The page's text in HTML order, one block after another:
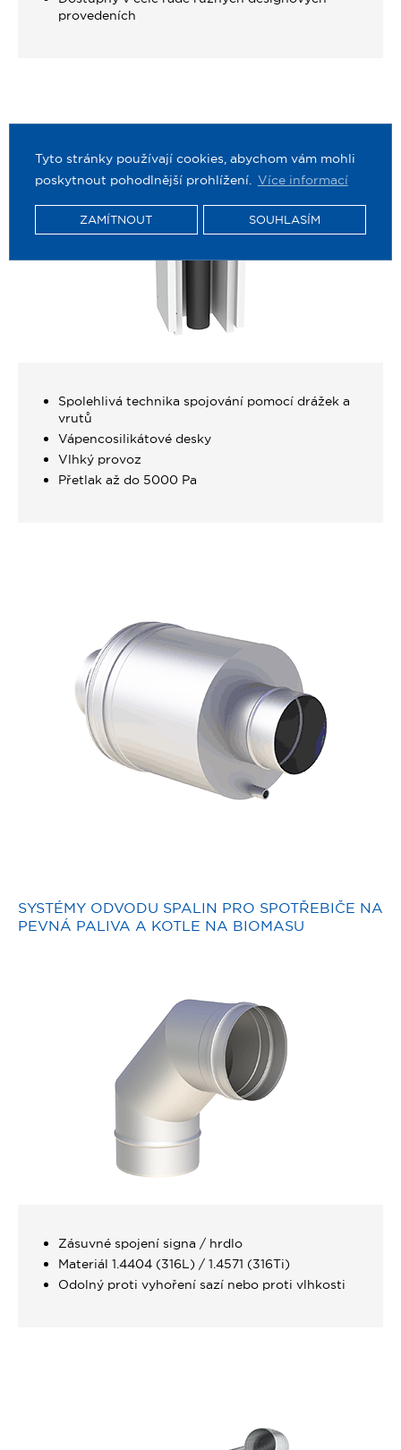
Tyto stránky používají cookies, abychom vám mohli
poskytnout pohodlnější prohlížení. Více informací
ZAMÍTNOUT SOUHLASÍM
provedeních
Spolehlivá technika spojování pomocí drážek a
vrutů
Vápencosilikátové desky
Vlhký provoz
Přetlak až do 5000 Pa
SYSTÉMY ODVODU SPALIN PRO SPOTŘEBIČE NA
PEVNÁ PALIVA A KOTLE NA BIOMASU
Zásuvné spojení signa / hrdlo
Materiál 1.4404 (316L) / 1.4571 (316Ti)
Odolný proti vyhoření sazí nebo proti vlhkosti